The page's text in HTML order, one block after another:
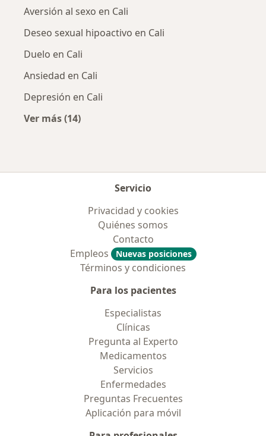
Aversión al sexo en Cali
Deseo sexual hipoactivo en Cali
Duelo en Cali
Ansiedad en Cali
Depresión en Cali
Ver más (14)
Servicio
Privacidad y cookies
Quiénes somos
Contacto
Empleos
Nuevas posiciones
Términos y condiciones
Para los pacientes
Especialistas
Clínicas
Pregunta al Experto
Medicamentos
Servicios
Enfermedades
Preguntas Frecuentes
Aplicación para móvil